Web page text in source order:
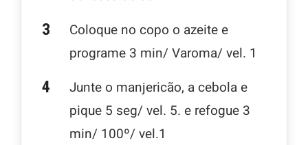
Coloque no copo o azeite e
programe 3 min/ Varoma/ vel. 1
Junte o manjericão, a cebola e
pique 5 seg/ vel. 5. e refogue 3
min/ 100º/ vel.1